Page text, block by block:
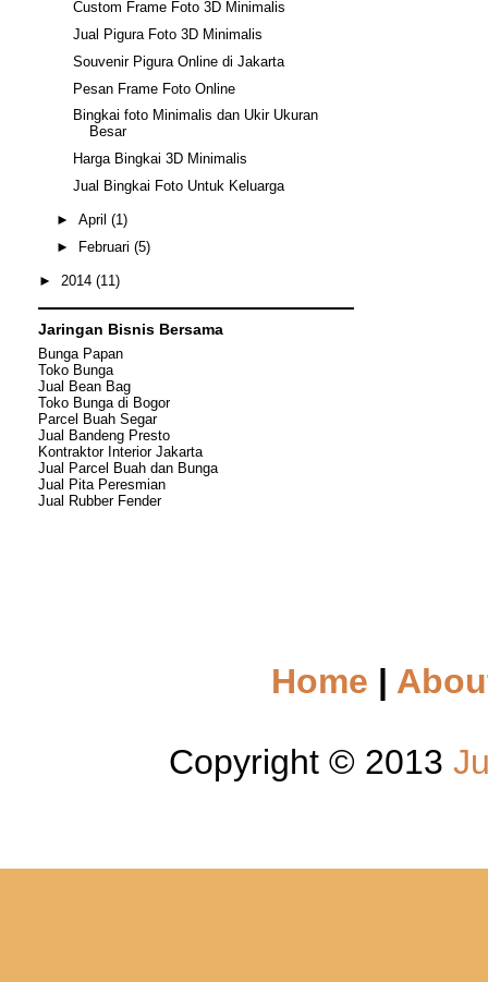
Custom Frame Foto 3D Minimalis
Jual Pigura Foto 3D Minimalis
Souvenir Pigura Online di Jakarta
Pesan Frame Foto Online
Bingkai foto Minimalis dan Ukir Ukuran
Besar
Harga Bingkai 3D Minimalis
Jual Bingkai Foto Untuk Keluarga
► April (1)
►
Februari (5)
► 2014 (11)
Jaringan Bisnis Bersama
Bunga Papan
Toko Bunga
Jual Bean Bag
Toko Bunga di Bogor
Parcel Buah Segar
Jual Bandeng Presto
Kontraktor Interior Jakarta
Jual Parcel Buah dan Bunga
Jual Pita Peresmian
Jual Rubber Fender
Home |
Copyright © 2013